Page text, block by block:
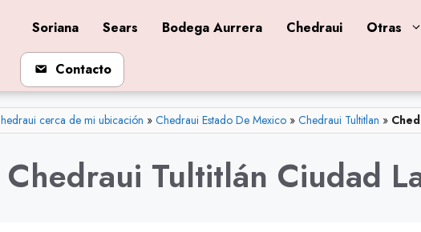
Soriana Sears Bodega Aurrera Chedraui Otras
Contacto
cerca de mi ubicación » Chedraui Estado De Mexico» Chedraui Tultitlan »
Chedraui Tultitlán Ciudad